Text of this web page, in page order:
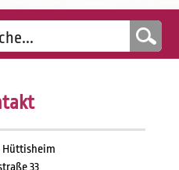
Hüttisheim
33